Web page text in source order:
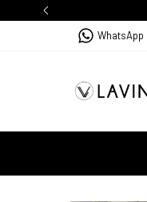
WhatsApp